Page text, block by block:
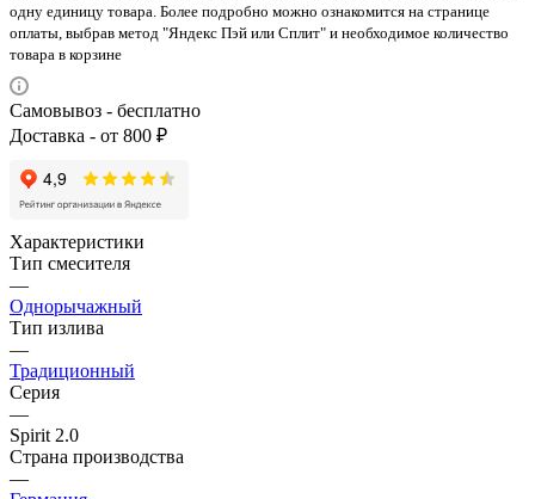
одну единицу товара. Более подробно можно ознакомится на странице
оплаты, выбрав метод "Яндекс Пэй или Сплит" и необходимое количество
товара в корзине
Самовывоз - бесплатно
Доставка - от 800 ₽
Характеристики
Тип смесителя
—
Однорычажный
Тип излива
—
Традиционный
Серия
—
Spirit 2.0
Страна производства
—